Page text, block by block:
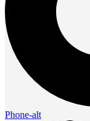
Phone-alt